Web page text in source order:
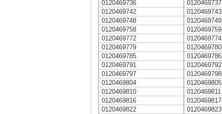
0120469736
0120469737
0120469742
0120469743
0120469748
0120469749
0120469758
0120469759
0120469772
0120469774
0120469779
0120469780
0120469785
0120469786
0120469791
0120469792
0120469797
0120469798
0120469804
0120469805
0120469810
0120469811
0120469816
0120469817
0120469822
0120469823